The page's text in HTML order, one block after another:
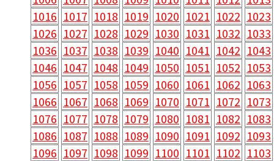
1016 1017 1018 1019 1020 1021 1022 1023
1026 1027 1028 1029 1030 1031 1032 1033
1036 1037 1038 1039 1040 1041 1042 1043
1046 1047 1048 1049 1050 1051 1052 1053
1056 1057 1058 1059 1060 1061 1062 1063
1066 1067 1068 1069 1070 1071 1072 1073
1076 1077 1078 1079 1080 1081 1082 1083
1086 1087 1088 1089 1090 1091 1092 1093
1096 1097 1098 1099 1100 1101 1102 1103